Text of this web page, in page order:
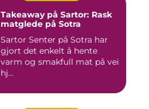
Takeaway på Sartor: Rask
matglede på Sotra
Sartor Senter på Sotra har
gjort det enkelt å hente
varm og smakfull mat på vei
hj...